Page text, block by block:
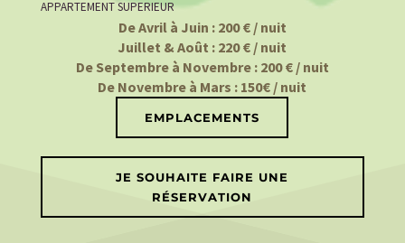
APPARTEMENT SUPERIEUR
De Avril à Juin : 200 € / nuit
Juillet & Août : 220 € / nuit
De Septembre à Novembre : 200 € / nuit
De Novembre à Mars : 150€ / nuit
EMPLACEMENTS
JE SOUHAITE FAIRE UNE
RÉSERVATION